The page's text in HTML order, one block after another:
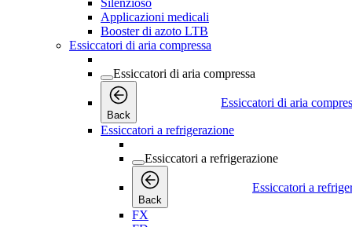
Silenzioso
Applicazioni medicali
Booster di azoto LTB
Essiccatori di aria compressa
Essiccatori di aria compressa
Back
Essiccatori di aria
Essiccatori a refrigerazione
Essiccatori a refrigerazione
Back
Essiccatori a
FX